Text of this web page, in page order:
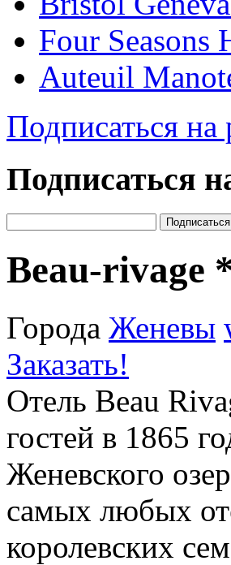
Four Seasons
Auteuil
Подписаться на
Подписаться
Beau-rivage
Города Женевы
Заказать!
Отель Beau
гостей в 1865
Женевского
самых любых
королевских